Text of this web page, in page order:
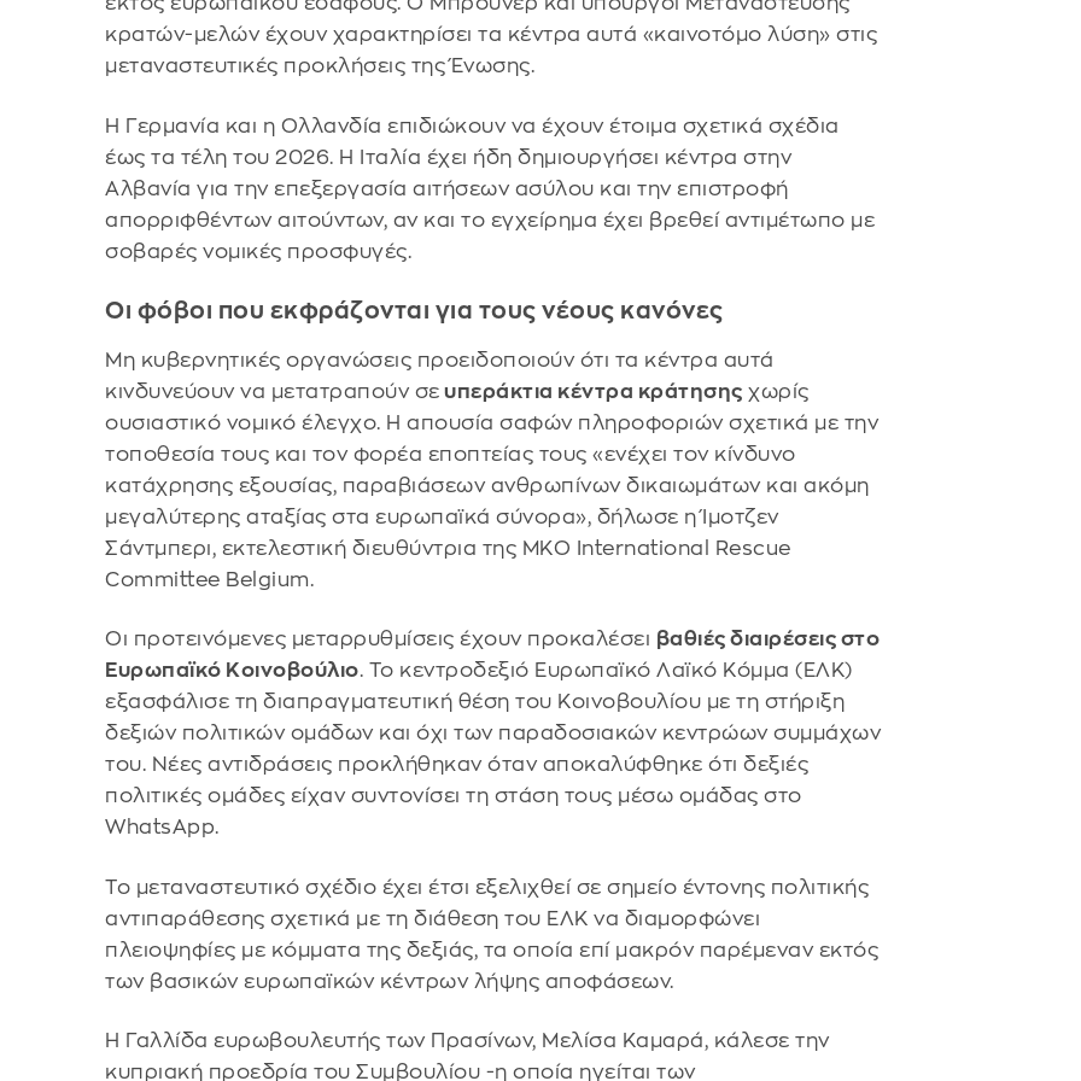
κρατών-μελών έχουν χαρακτηρίσει τα κέντρα αυτά «καινοτόμο λύση» στις
μεταναστευτικές προκλήσεις της Ένωσης.
Η Γερμανία και η Ολλανδία επιδιώκουν να έχουν έτοιμα σχετικά σχέδια
έως τα τέλη του 2026. Η Ιταλία έχει ήδη δημιουργήσει κέντρα στην
Αλβανία για την επεξεργασία αιτήσεων ασύλου και την επιστροφή
απορριφθέντων αιτούντων, αν και το εγχείρημα έχει βρεθεί αντιμέτωπο με
σοβαρές νομικές προσφυγές.
Οι φόβοι που εκφράζονται για τους νέους κανόνες
Μη κυβερνητικές οργανώσεις προειδοποιούν ότι τα κέντρα αυτά
κινδυνεύουν να μετατραπούν σε υπεράκτια κέντρα κράτησης χωρίς
ουσιαστικό νομικό έλεγχο. Η απουσία σαφών πληροφοριών σχετικά με την
τοποθεσία τους και τον φορέα εποπτείας τους «ενέχει τον κίνδυνο
κατάχρησης εξουσίας, παραβιάσεων ανθρωπίνων δικαιωμάτων και ακόμη
μεγαλύτερης αταξίας στα ευρωπαϊκά σύνορα», δήλωσε η Ίμοτζεν
Σάντμπερι, εκτελεστική διευθύντρια της ΜΚΟ International Rescue
Committee Belgium.
Οι προτεινόμενες μεταρρυθμίσεις έχουν προκαλέσει βαθιές διαιρέσεις στο
Ευρωπαϊκό Κοινοβούλιο. Το κεντροδεξιό Ευρωπαϊκό Λαϊκό Κόμμα (ΕΛΚ)
εξασφάλισε τη διαπραγματευτική θέση του Κοινοβουλίου με τη στήριξη
δεξιών πολιτικών ομάδων και όχι των παραδοσιακών κεντρώων συμμάχων
του. Νέες αντιδράσεις προκλήθηκαν όταν αποκαλύφθηκε ότι δεξιές
πολιτικές ομάδες είχαν συντονίσει τη στάση τους μέσω ομάδας στο
WhatsApp.
Το μεταναστευτικό σχέδιο έχει έτσι εξελιχθεί σε σημείο έντονης πολιτικής
αντιπαράθεσης σχετικά με τη διάθεση του ΕΛΚ να διαμορφώνει
πλειοψηφίες με κόμματα της δεξιάς, τα οποία επί μακρόν παρέμεναν εκτός
των βασικών ευρωπαϊκών κέντρων λήψης αποφάσεων.
Η Γαλλίδα ευρωβουλευτής των Πρασίνων, Μελίσα Καμαρά, κάλεσε την
κυπριακή προεδρία του Συμβουλίου -η οποία ηγείται των